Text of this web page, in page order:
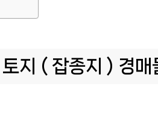
지 ( 잡종지 ) 경매